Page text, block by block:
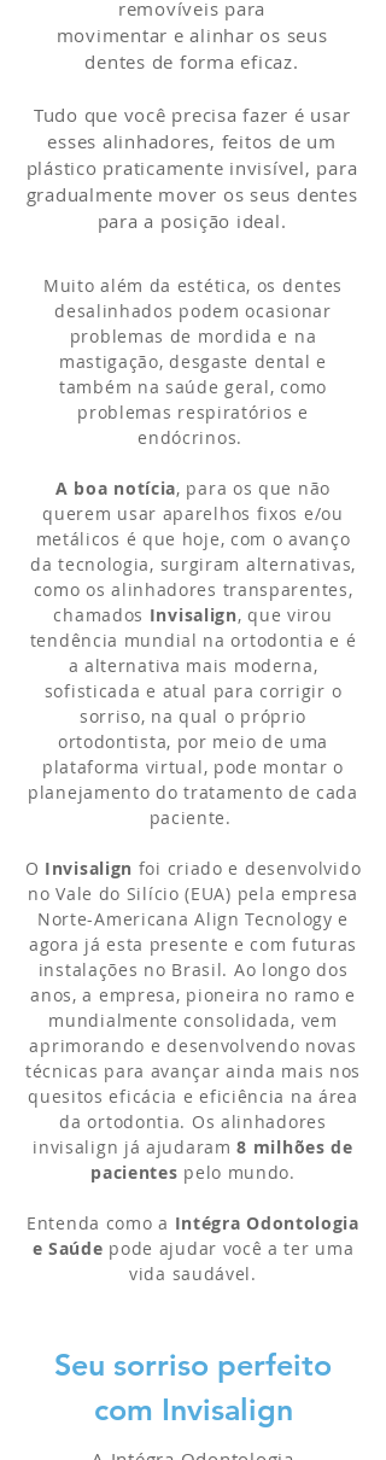
removíveis para
movimentar e alinhar os seus
dentes de forma eficaz.
Tudo que você precisa fazer é usar
esses alinhadores, feitos de um
plástico praticamente invisível, para
gradualmente mover os seus dentes
para a posição ideal.
Muito além da estética, os dentes
desalinhados podem ocasionar
problemas de mordida e na
mastigação, desgaste dental e
também na saúde geral, como
problemas respiratórios e
endócrinos.
A boa notícia, para os que não
querem usar aparelhos fixos e/ou
metálicos é que hoje, com o avanço
da tecnologia, surgiram alternativas,
como os alinhadores transparentes,
chamados Invisalign, que virou
tendência mundial na ortodontia e é
a alternativa mais moderna,
sofisticada e atual para corrigir o
sorriso, na qual o próprio
ortodontista, por meio de uma
plataforma virtual, pode montar o
planejamento do tratamento de cada
paciente.
O Invisalign foi criado e desenvolvido
no Vale do Silício (EUA) pela empresa
Norte-Americana Align Tecnology e
agora já esta presente e com futuras
instalações no Brasil. Ao longo dos
anos, a empresa, pioneira no ramo e
mundialmente consolidada, vem
aprimorando e desenvolvendo novas
técnicas para avançar ainda mais nos
quesitos eficácia e eficiência na área
da ortodontia. Os alinhadores
invisalign já ajudaram8 milhões de
pacientes pelo mundo.
Entenda como a Intégra Odontologia
e Saúde pode ajudar você a ter uma
vida saudável.
Seu sorriso perfeito
com Invisalign